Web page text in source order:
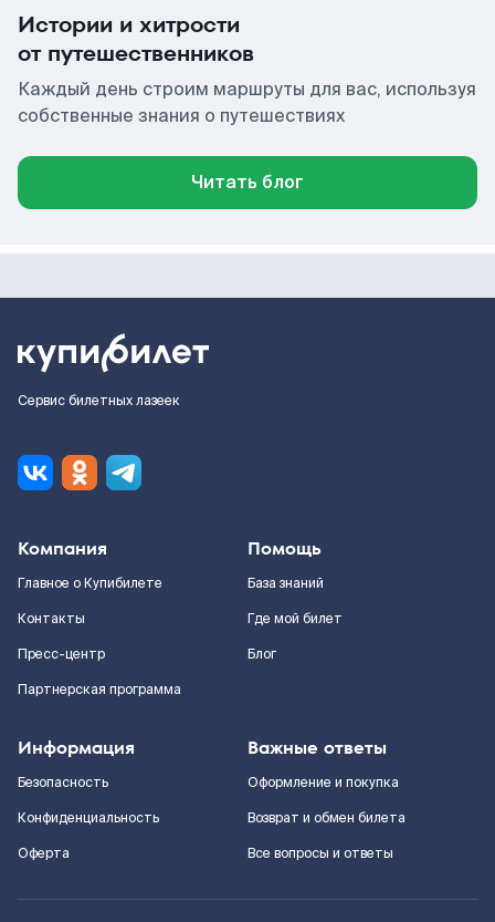
Истории и хитрости
от путешественников
Каждый день строим маршруты для вас, используя
собственные знания о путешествиях
Читать блог
Сервис билетных лазеек
Компания
Главное о Купибилете
Контакты
Пресс-центр
Партнерская программа
Помощь
База знаний
Где мой билет
Блог
Информация
Безопасность
Конфиденциальность
Оферта
Важные ответы
Оформление и покупка
Возврат и обмен билета
Все вопросы и ответы